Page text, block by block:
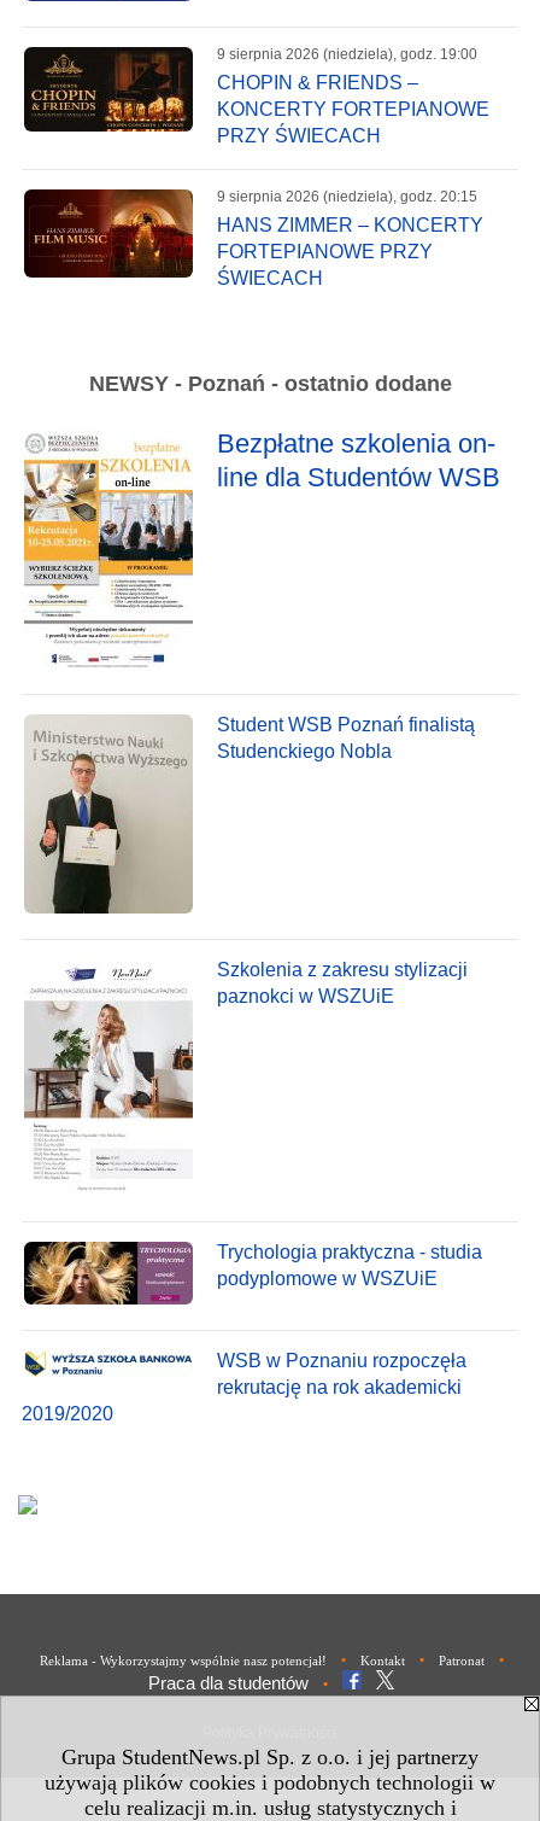
Grupa StudentNews.pl Sp. z o.o. i jej partnerzy
używają plików cookies i podobnych technologii w
celu realizacji m.in. usług statystycznych i
9 sierpnia 2026 (niedziela), godz. 19:00
CHOPIN & FRIENDS –
KONCERTY FORTEPIANOWE
PRZY ŚWIECACH
9 sierpnia 2026 (niedziela), godz. 20:15
HANS ZIMMER – KONCERTY
FORTEPIANOWE PRZY
ŚWIECACH
NEWSY - Poznań - ostatnio dodane
Bezpłatne szkolenia on-
line dla Studentów WSB
Student WSB Poznań finalistą
Studenckiego Nobla
Szkolenia z zakresu stylizacji
paznokci w WSZUiE
Trychologia praktyczna - studia
podyplomowe w WSZUiE
WSB w Poznaniu rozpoczęła
rekrutację na rok akademicki
2019/2020
Reklama - Wykorzystajmy wspólnie nasz potencjał! • Kontakt • Patronat •
Praca dla studentów •